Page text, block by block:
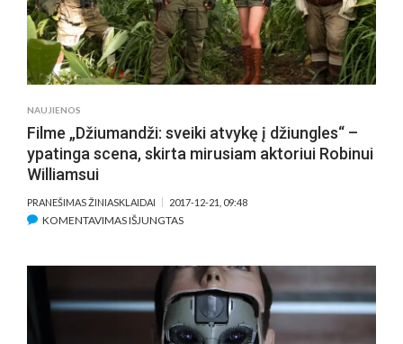
NAUJIENOS
Filme „Džiumandži: sveiki atvykę į džiungles“ –
ypatinga scena, skirta mirusiam aktoriui Robinui
Williamsui
PRANEŠIMAS ŽINIASKLAIDAI 2017-12-21, 09:48
KOMENTAVIMAS IŠJUNGTASĮRAŠE
SVEIKI
ATVYKĘ
DŽIUNGLES“